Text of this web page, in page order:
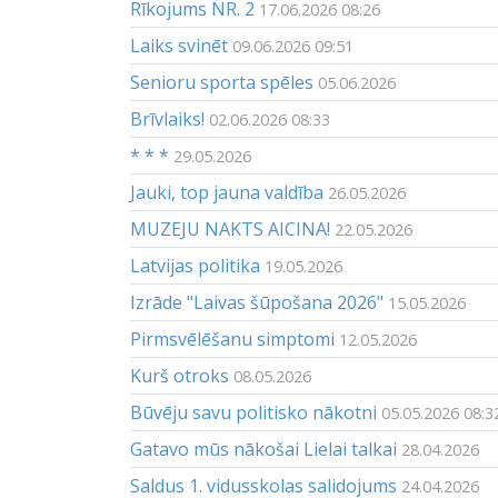
Rīkojums NR. 2 17.06.2026 08:26
Laiks svinēt 09.06.2026 09:51
Senioru sporta spēles 05.06.2026
Brīvlaiks! 02.06.2026 08:33
* * * 29.05.2026
Jauki, top jauna valdība 26.05.2026
MUZEJU NAKTS AICINA! 22.05.2026
Latvijas politika 19.05.2026
Izrāde "Laivas šūpošana 2026" 15.05.2026
Pirmsvēlēšanu simptomi 12.05.2026
Kurš otroks 08.05.2026
Būvēju savu politisko nākotni 05.05.2026
Gatavo mūs nākošai Lielai talkai 28.04.2026
Saldus 1. vidusskolas salidojums 24.04.2026